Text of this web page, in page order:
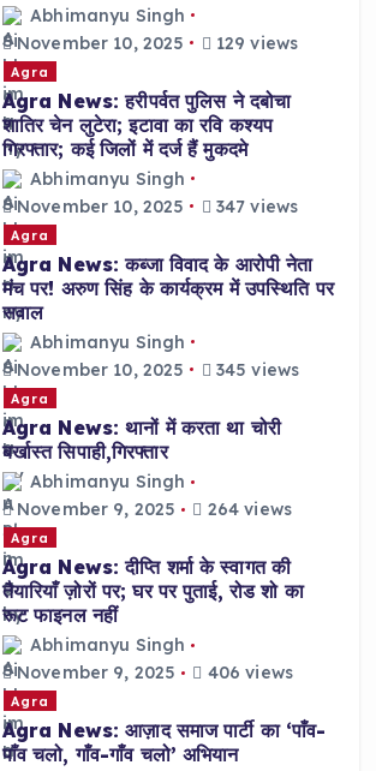
Abhimanyu Singh
November 10, 2025
129 views
Agra
Agra News: हरीपर्वत पुलिस ने दबोचा
शातिर चेन लुटेरा; इटावा का रवि कश्यप
गिरफ्तार; कई जिलों में दर्ज हैं मुकदमे
Abhimanyu Singh
November 10, 2025
347 views
Agra
Agra News: कब्जा विवाद के आरोपी नेता
मंच पर! अरुण सिंह के कार्यक्रम में उपस्थिति पर
सवाल
Abhimanyu Singh
November 10, 2025
345 views
Agra
Agra News: थानों में करता था चोरी
बर्खास्त सिपाही,गिरफ्तार
Abhimanyu Singh
November 9, 2025
264 views
Agra
Agra News: दीप्ति शर्मा के स्वागत की
तैयारियाँ ज़ोरों पर; घर पर पुताई, रोड शो का
रूट फाइनल नहीं
Abhimanyu Singh
November 9, 2025
406 views
Agra
Agra News: आज़ाद समाज पार्टी का ‘पाँव-
पाँव चलो, गाँव-गाँव चलो’ अभियान